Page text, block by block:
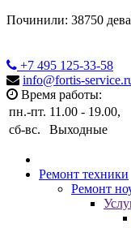
Починили: 38750
+7 495 125-33-58
info@fortis-
Время работы:
пн.-пт. 11.00 - 19.00,
сб-вс.
Выходные
Ремонт техники
Ремонт